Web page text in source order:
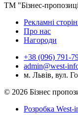
ТМ "Бізнес-
Рекламні
Про нас
Нагороди
+38 (096) 791-
admin@west-
м. Львів, вул.
© 2026 Бізнес
Розробка West-